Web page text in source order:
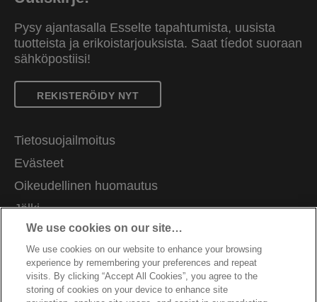
Pysy ajantasalla Esselte tapahtumista, uusista
tuotteista ja erikoistarjouksista. Saat tíedot suoraan
sähköpostiisi!
REKISTERÖIDY NYT
Tietosuojailmoitus
Evästeet
Oikeudellinen huomautus
Jälki
Hallitse tietojani
Asiakastuki
Ammatti
Pakkausten kierrätysohjeet
We use cookies on our site…
We use cookies on our website to enhance your browsing
experience by remembering your preferences and repeat
visits. By clicking “Accept All Cookies”, you agree to the
storing of cookies on your device to enhance site